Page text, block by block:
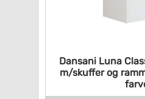
Dansani Luna
m/skuffer og